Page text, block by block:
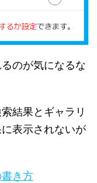
のが気になるな
結果とギャラリ
表示されないが
き方